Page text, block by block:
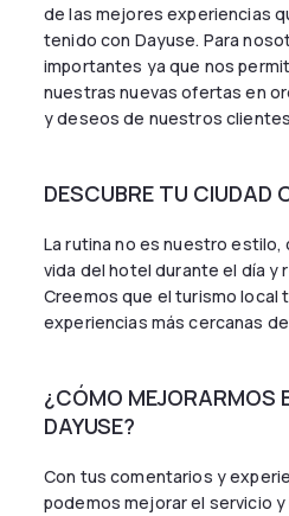
de las mejores experiencias
tenido con Dayuse. Para
importantes ya que nos
nuestras nuevas ofertas en
y deseos de nuestros
DESCUBRE TU CIUDAD
La rutina no es nuestro estilo,
vida del hotel durante el día y
Creemos que el turismo local
experiencias más cercanas
¿CÓMO MEJORARMOS
DAYUSE?
Con tus comentarios y
podemos mejorar el servicio